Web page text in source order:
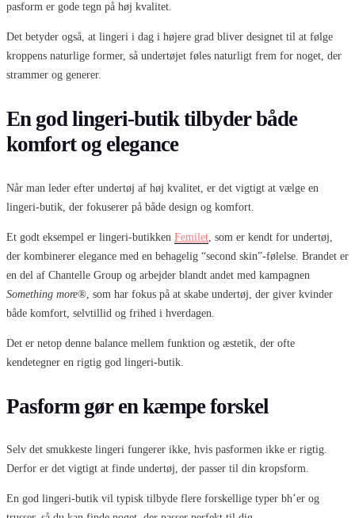
pasform er gode tegn på høj kvalitet.
Det betyder også, at lingeri i dag i højere grad bliver designet til at følge
kroppens naturlige former, så undertøjet føles naturligt frem for noget, der
strammer og generer.
En god lingeri-butik tilbyder både
komfort og elegance
Når man leder efter undertøj af høj kvalitet, er det vigtigt at vælge en
lingeri-butik, der fokuserer på både design og komfort.
Et godt eksempel er lingeri-butikken Femilet , som er kendt for undertøj,
der kombinerer elegance med en behagelig “second skin”-følelse. Brandet er
en del af Chantelle Group og arbejder blandt andet med kampagnen
Something more® , som har fokus på at skabe undertøj, der giver kvinder
både komfort, selvtillid og frihed i hverdagen.
Det er netop denne balance mellem funktion og æstetik, der ofte
kendetegner en rigtig god lingeri-butik.
Pasform gør en kæmpe forskel
Selv det smukkeste lingeri fungerer ikke, hvis pasformen ikke er rigtig.
Derfor er det vigtigt at finde undertøj, der passer til din kropsform.
En god lingeri-butik vil typisk tilbyde flere forskellige typer bh’er og